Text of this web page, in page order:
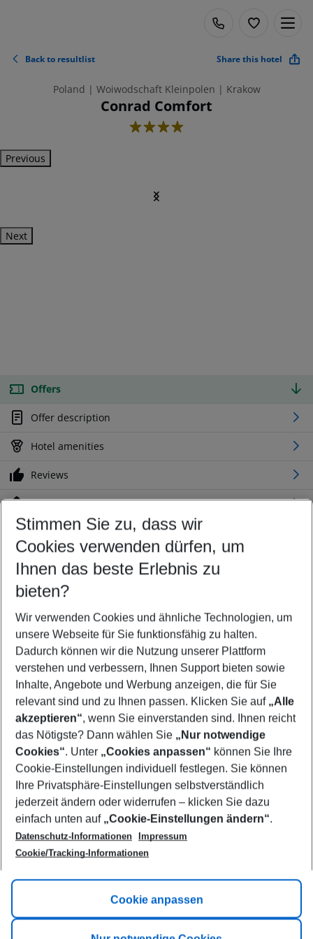
Back to resultlist Share this hotel
Poland | Woiwodschaft Kleinpolen | Krakow
Conrad Comfort
4
Previous
Next
Offers
Offer description
Hotel amenities
Reviews
Location
Customize your offer
Find the perfect deal which suits your best
Your departure airport
Any airport
Select your date range
10/08/26–08/08/27 5-8 nights
Who will travel
2 adults No children
Show more filter
Footer
Footer navigation
Title A
Link A
Stimmen Sie zu, dass wir
Cookies verwenden dürfen, um
Ihnen das beste Erlebnis zu
bieten?
Wir verwenden Cookies und ähnliche Technologien, um
unsere Webseite für Sie funktionsfähig zu halten.
Dadurch können wir die Nutzung unserer Plattform
verstehen und verbessern, Ihnen Support bieten sowie
Inhalte, Angebote und Werbung anzeigen, die für Sie
relevant sind und zu Ihnen passen. Klicken Sie auf „Alle
akzeptieren“, wenn Sie einverstanden sind. Ihnen reicht
das Nötigste? Dann wählen Sie „Nur notwendige
Cookies“. Unter „Cookies anpassen“ können Sie Ihre
Cookie-Einstellungen individuell festlegen. Sie können
Ihre Privatsphäre-Einstellungen selbstverständlich
jederzeit ändern oder widerrufen – klicken Sie dazu
einfach unten auf „Cookie-Einstellungen ändern“.
Datenschutz-Informationen
Impressum
Cookie/Tracking-Informationen
Cookie anpassen